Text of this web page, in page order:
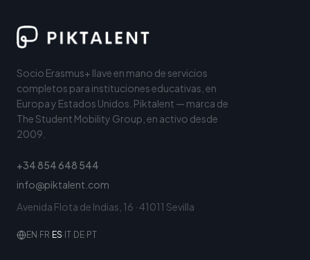
Socio Erasmus+ llave en mano de servicios
completos para instituciones educativas, en
Europa y Estados Unidos. Piktalent — marca de
The Student Mobility Group, en activo desde
2009.
+34 854 648 544
info@piktalent.com
Avenida Flota de Indias, 16 · 41011 Sevilla
EN · FR· ES· IT· DE· PT